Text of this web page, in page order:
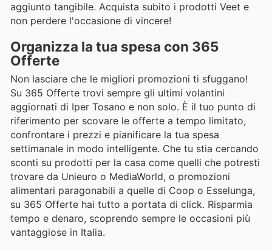
aggiunto tangibile. Acquista subito i prodotti Veet e
non perdere l'occasione di vincere!
Organizza la tua spesa con 365
Offerte
Non lasciare che le migliori promozioni ti sfuggano!
Su 365 Offerte trovi sempre gli ultimi volantini
aggiornati di Iper Tosano e non solo. È il tuo punto di
riferimento per scovare le offerte a tempo limitato,
confrontare i prezzi e pianificare la tua spesa
settimanale in modo intelligente. Che tu stia cercando
sconti su prodotti per la casa come quelli che potresti
trovare da Unieuro o MediaWorld, o promozioni
alimentari paragonabili a quelle di Coop o Esselunga,
su 365 Offerte hai tutto a portata di click. Risparmia
tempo e denaro, scoprendo sempre le occasioni più
vantaggiose in Italia.